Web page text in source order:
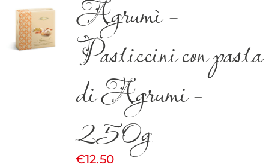
Agrumì –
Pasticcini con pasta
di Agrumi –
250g
€12.50